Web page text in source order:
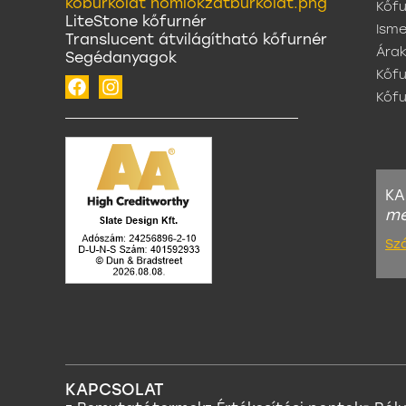
LiteStone kőfurnér
Translucent átvilágítható kőfurnér
Segédanyagok
Árak
KAPCSOLAT